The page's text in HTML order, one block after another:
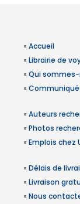
» Accueil
» Librairie de
» Qui
»
» Auteurs
» Photos
» Emplois chez
» Délais de
» Livraison
» Nous